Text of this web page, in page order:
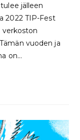
jälleen
2022 TIP-Fest
verkoston
vuoden ja
on…